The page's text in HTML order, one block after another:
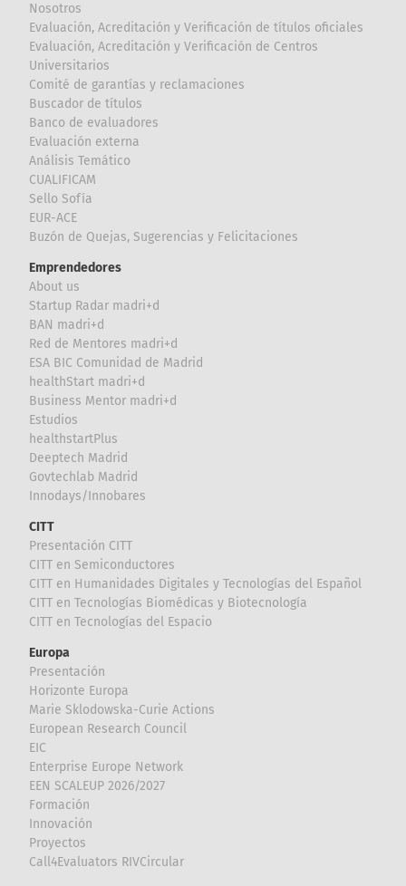
Nosotros
Evaluación, Acreditación y Verificación de títulos oficiales
Evaluación, Acreditación y Verificación de Centros
Universitarios
Comité de garantías y reclamaciones
Buscador de títulos
Banco de evaluadores
Evaluación externa
Análisis Temático
CUALIFICAM
Sello Sofía
EUR-ACE
Buzón de Quejas, Sugerencias y Felicitaciones
Emprendedores
About us
Startup Radar madri+d
BAN madri+d
Red de Mentores madri+d
ESA BIC Comunidad de Madrid
healthStart madri+d
Business Mentor madri+d
Estudios
healthstartPlus
Deeptech Madrid
Govtechlab Madrid
Innodays/Innobares
CITT
Presentación CITT
CITT en Semiconductores
CITT en Humanidades Digitales y Tecnologías del Español
CITT en Tecnologías Biomédicas y Biotecnología
CITT en Tecnologías del Espacio
Europa
Presentación
Horizonte Europa
Marie Sklodowska-Curie Actions
European Research Council
EIC
Enterprise Europe Network
EEN SCALEUP 2026/2027
Formación
Innovación
Proyectos
Call4Evaluators RIVCircular